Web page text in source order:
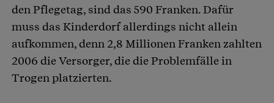
den Pflegetag, sind das 590 Franken. Dafür
muss das Kinderdorf allerdings nicht allein
aufkommen, denn 2,8 Millionen Franken zahlten
2006 die Versorger, die die Problemfälle in
Trogen platzierten.